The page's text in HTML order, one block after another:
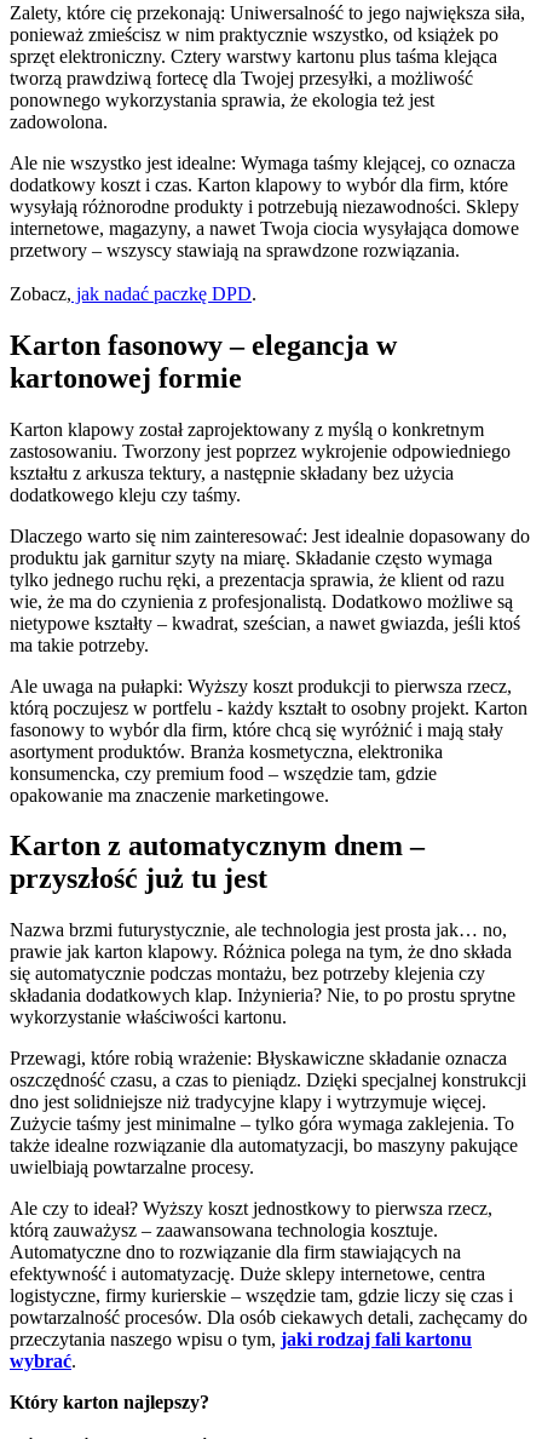
Zalety, które cię przekonają: Uniwersalność to jego największa siła,
ponieważ zmieścisz w nim praktycznie wszystko, od książek po
sprzęt elektroniczny. Cztery warstwy kartonu plus taśma klejąca
tworzą prawdziwą fortecę dla Twojej przesyłki, a możliwość
ponownego wykorzystania sprawia, że ekologia też jest
zadowolona.
Ale nie wszystko jest idealne: Wymaga taśmy klejącej, co oznacza
dodatkowy koszt i czas. Karton klapowy to wybór dla firm, które
wysyłają różnorodne produkty i potrzebują niezawodności. Sklepy
internetowe, magazyny, a nawet Twoja ciocia wysyłająca domowe
przetwory – wszyscy stawiają na sprawdzone rozwiązania.
Zobacz, jak nadać paczkę DPD.
Karton fasonowy – elegancja w
kartonowej formie
Karton klapowy został zaprojektowany z myślą o konkretnym
zastosowaniu. Tworzony jest poprzez wykrojenie odpowiedniego
kształtu z arkusza tektury, a następnie składany bez użycia
dodatkowego kleju czy taśmy.
Dlaczego warto się nim zainteresować: Jest idealnie dopasowany do
produktu jak garnitur szyty na miarę. Składanie często wymaga
tylko jednego ruchu ręki, a prezentacja sprawia, że klient od razu
wie, że ma do czynienia z profesjonalistą. Dodatkowo możliwe są
nietypowe kształty – kwadrat, sześcian, a nawet gwiazda, jeśli ktoś
ma takie potrzeby.
Ale uwaga na pułapki: Wyższy koszt produkcji to pierwsza rzecz,
którą poczujesz w portfelu - każdy kształt to osobny projekt. Karton
fasonowy to wybór dla firm, które chcą się wyróżnić i mają stały
asortyment produktów. Branża kosmetyczna, elektronika
konsumencka, czy premium food – wszędzie tam, gdzie
opakowanie ma znaczenie marketingowe.
Karton z automatycznym dnem –
przyszłość już tu jest
Nazwa brzmi futurystycznie, ale technologia jest prosta jak… no,
prawie jak karton klapowy. Różnica polega na tym, że dno składa
się automatycznie podczas montażu, bez potrzeby klejenia czy
składania dodatkowych klap. Inżynieria? Nie, to po prostu sprytne
wykorzystanie właściwości kartonu.
Przewagi, które robią wrażenie: Błyskawiczne składanie oznacza
oszczędność czasu, a czas to pieniądz. Dzięki specjalnej konstrukcji
dno jest solidniejsze niż tradycyjne klapy i wytrzymuje więcej.
Zużycie taśmy jest minimalne – tylko góra wymaga zaklejenia. To
także idealne rozwiązanie dla automatyzacji, bo maszyny pakujące
uwielbiają powtarzalne procesy.
Ale czy to ideał? Wyższy koszt jednostkowy to pierwsza rzecz,
którą zauważysz – zaawansowana technologia kosztuje.
Automatyczne dno to rozwiązanie dla firm stawiających na
efektywność i automatyzację. Duże sklepy internetowe, centra
logistyczne, firmy kurierskie – wszędzie tam, gdzie liczy się czas i
powtarzalność procesów. Dla osób ciekawych detali, zachęcamy do
przeczytania naszego wpisu o tym, jaki rodzaj fali kartonu
wybrać.
Który karton najlepszy?